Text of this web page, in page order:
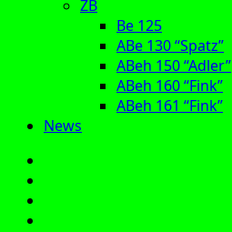
ZB
Be 125
ABe 130 “Spatz”
ABeh 150 “Adler”
ABeh 160 “Fink”
ABeh 161 “Fink”
News